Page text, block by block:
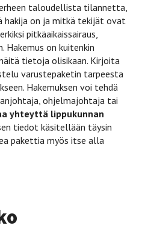
taloudellista tilannetta,
hakija on ja mitkä tekijät ovat
pitkäaikaissairaus,
on kuitenkin
tietoja olisikaan. Kirjoita
varustepaketin tarpeesta
Hakemuksen voi tehdä
ohjelmajohtaja tai
yhteyttä lippukunnan
tiedot käsitellään täysin
pakettia myös itse alla